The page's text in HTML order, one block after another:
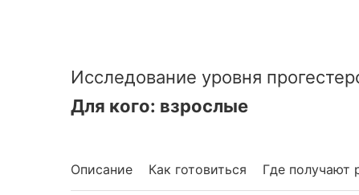
Исследование уровня
Для кого: взрослые
Описание Как готовиться Где получают